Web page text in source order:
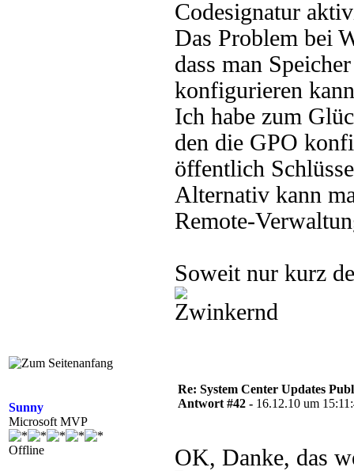
Codesignatur
Das Problem bei
dass man
konfigurieren
Ich habe zum
den die GPO
öffentlich
Alternativ kann
Remote-
Soweit nur kurz
Sunny
Microsoft MVP
Offline
Re: System Center Updates
Antwort #42 - 16.12.10 um
OK, Danke, das